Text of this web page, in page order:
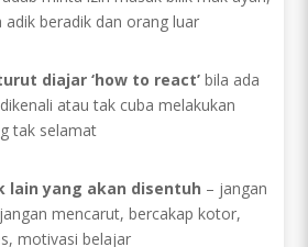
adik beradik dan orang luar
diajar ‘how to react’bila ada
atau tak cuba melakukan
tak selamat
lain yang akan disentuh – jangan
mencarut, bercakap kotor,
motivasi belajar